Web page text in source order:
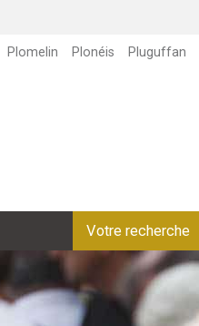
Plomelin Plonéis Pluguffan